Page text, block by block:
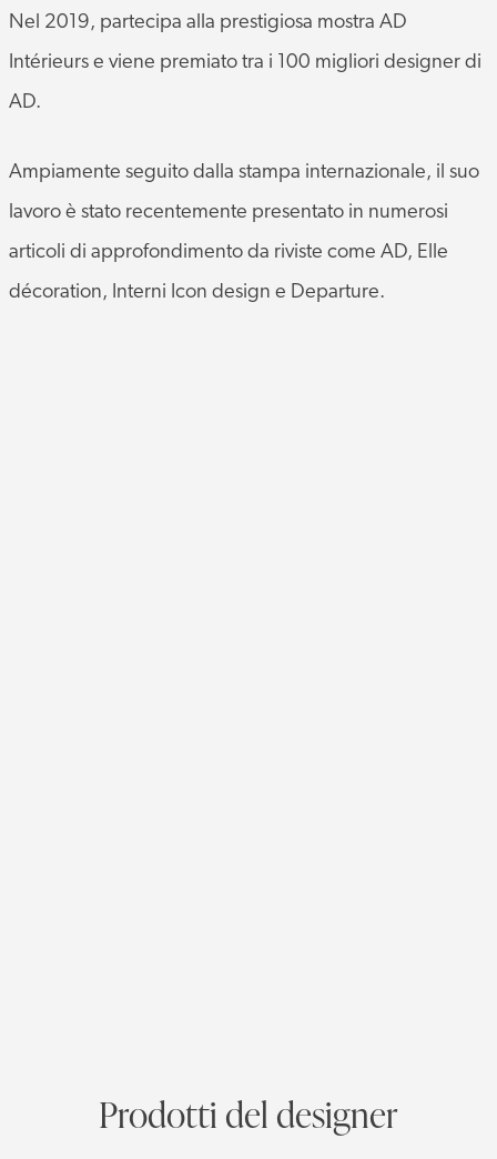
Nel 2019, partecipa alla prestigiosa mostra AD
Intérieurs e viene premiato tra i 100 migliori designer di
AD.
Ampiamente seguito dalla stampa internazionale, il suo
lavoro è stato recentemente presentato in numerosi
articoli di approfondimento da riviste come AD, Elle
décoration, Interni Icon design e Departure.
Prodotti del designer